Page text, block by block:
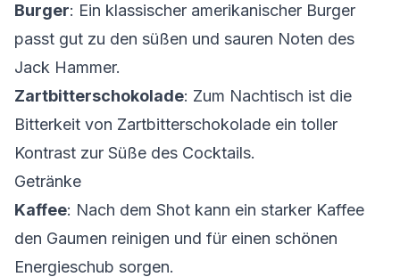
Burger: Ein klassischer amerikanischer Burger
passt gut zu den süßen und sauren Noten des
Jack Hammer.
Zartbitterschokolade: Zum Nachtisch ist die
Bitterkeit von Zartbitterschokolade ein toller
Kontrast zur Süße des Cocktails.
Getränke
Kaffee: Nach dem Shot kann ein starker Kaffee
den Gaumen reinigen und für einen schönen
Energieschub sorgen.